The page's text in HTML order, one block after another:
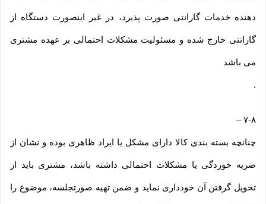
دهنده خدمات گارانتی صورت پذیرد، در غیر اینصورت دستگاه از
گارانتی خارج شده و مسئولیت مشکلات احتمالی بر عهده مشتری
می باشد
.
۷-۸–
چنانچه بسته بندی کالا دارای مشکل یا ایراد ظاهری بوده و نشان از
ضربه خوردگی یا مشکلات احتمالی داشته باشد، مشتری باید از
تحویل گرفتن آن خودداری نماید و ضمن تهیه صورتجلسه، موضوع را